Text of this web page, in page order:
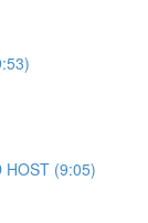
HOST (9:05)